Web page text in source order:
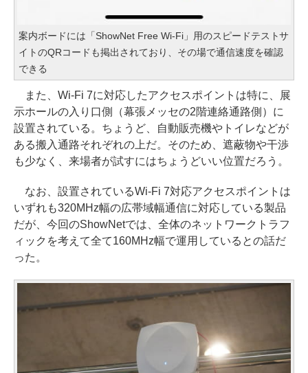
案内ボードには「ShowNet Free Wi-Fi」用のスピードテストサ
イトのQRコードも掲出されており、その場で通信速度を確認
できる
また、Wi-Fi 7に対応したアクセスポイントは特に、展
示ホールの入り口側（幕張メッセの2階連絡通路側）に
設置されている。ちょうど、自動販売機やトイレなどが
ある搬入通路それぞれの上だ。そのため、遮蔽物や干渉
も少なく、来場者が試すにはちょうどいい位置だろう。
なお、設置されているWi-Fi 7対応アクセスポイントは
いずれも320MHz幅の広帯域幅通信に対応している製品
だが、今回のShowNetでは、全体のネットワークトラフ
ィックを考えて全て160MHz幅で運用しているとの話だ
った。